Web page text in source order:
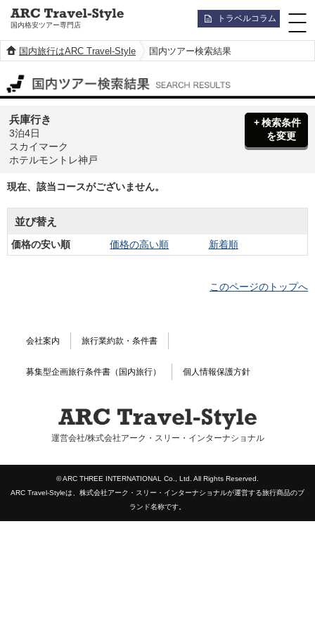
国内格安ツアー専門店
トラベルコラム
国内旅行はARC Travel-Style 国内ツアー検索結果
兵庫行き
3泊4日
スカイマーク
ホテルモントレ神戸
検索条件
を変更
現在、該当コースがございません。
並び替え
価格の安い順 価格の高い順 新着順
このページのトップへ
運営会社/株式会社アーク・スリー・インターナショナル
会社案内 旅行業約款・条件書
募集型企画旅行条件書（国内旅行） 個人情報保護方針
© ARC THREE INTERNATIONAL Co., Ltd. All Rights Reserved.
ARC Travel-Styleは、株式会社アーク・スリー・インターナショナルが運営する旅行商品のブ
ランド名称です。